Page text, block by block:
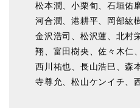
松本潤、小栗旬、石垣佑
河合潤、港耕平、岡部紘
金沢浩司、松沢蓮、 北村
翔、富田樹央、佐々木仁
西川祐也、長山浩巳、森
寺尊允、松山ケンイチ、